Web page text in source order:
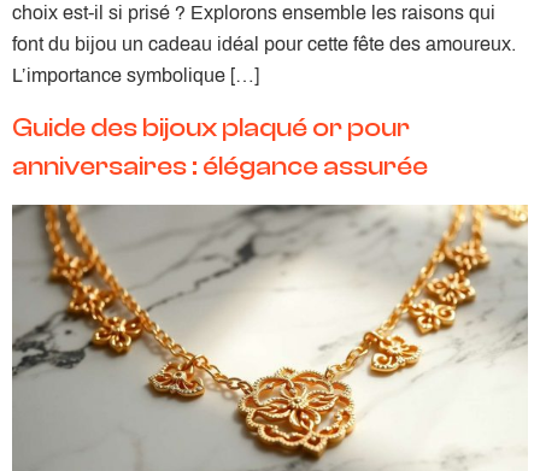
choix est-il si prisé ? Explorons ensemble les raisons qui
font du bijou un cadeau idéal pour cette fête des amoureux.
L’importance symbolique […]
Guide des bijoux plaqué or pour
anniversaires : élégance assurée